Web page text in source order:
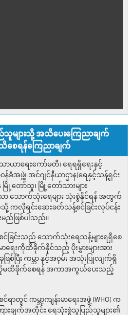
များသို့ အသိပေးကြေညာချက်
သိစေရန်ကြေညာချက်
ယာရေးကော်မတီ၊ ရေရရှိရေးနှင့်
န်ခံအဖွဲ့၊ အင်ဂျင်နီယာဌာန(ရေနှင့်သန့်ရှင်း
တော်သူ၊ မြို့တော်သားများ
ာ သောက်သုံးရေများ သုံးစွဲနိုင်ရန် အတွက်
ကလိုရင်းဆေးခတ်သန့်စင်ခြင်းလုပ်ငန်း
ည်ဖြစ်ပါသည်။
ခြင်းသည် သောက်သုံးရေသန့်များရရှိစေ
းကိုထိခိုက်နိုင်သည့် ပိုးမွှားများအား
စ်ပြီး ကမ္ဘာ နှင့်အဝှမ်း အသုံးပြုလျက်ရှိ
မထိခိုက်စေရန် အကာအကွယ်ပေးသည့်
ာတွင် ကမ္ဘာ့ကျန်းမာရေးအဖွဲ့ (WHO) က
ချက်အတိုင်း ရေသုံးစွဲသူပြည်သူများ၏